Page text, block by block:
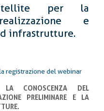
per la
e
infrastrutture.
registrazione del webinar
LA CONOSCENZA DEL
PRELIMINARE E LA